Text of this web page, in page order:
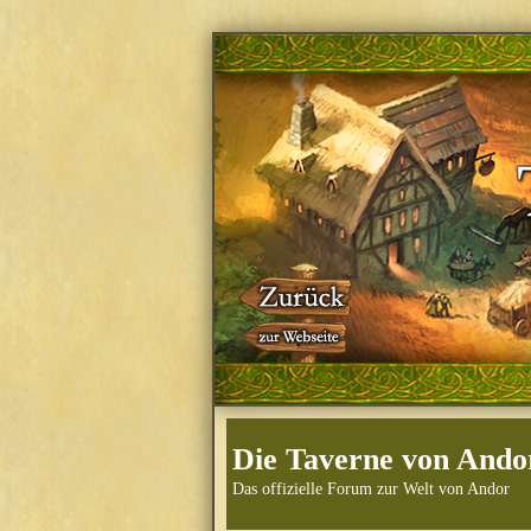
Die Taverne von
Das offizielle Forum zur Welt von Andor